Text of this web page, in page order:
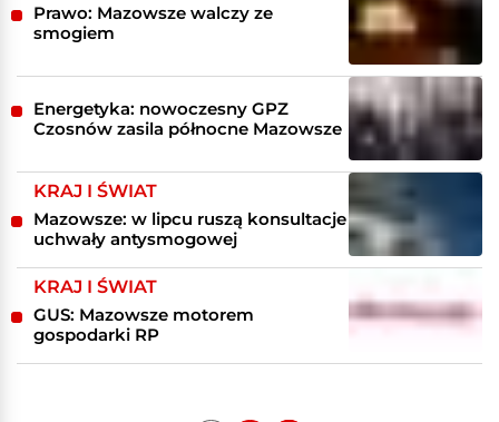
Prawo: Mazowsze walczy ze
smogiem
Energetyka: nowoczesny GPZ
Czosnów zasila północne Mazowsze
KRAJ I ŚWIAT
Mazowsze: w lipcu ruszą konsultacje
uchwały antysmogowej
KRAJ I ŚWIAT
GUS: Mazowsze motorem
gospodarki RP